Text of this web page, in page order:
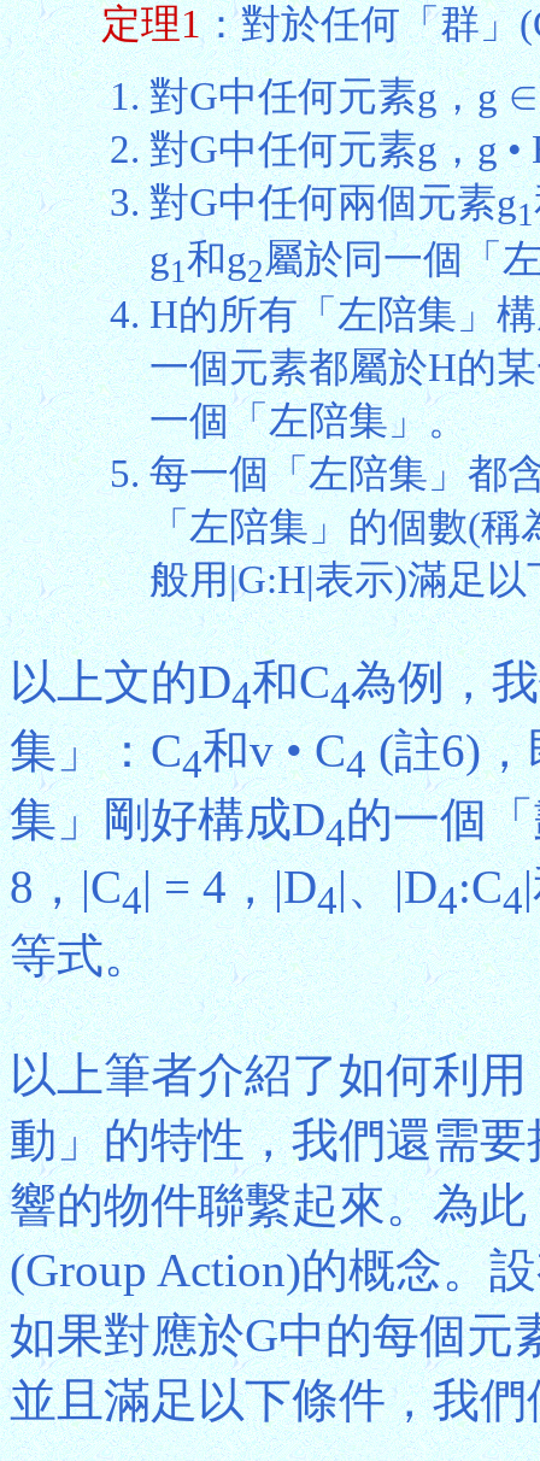
定理1：對於任何「群」
對G中任何元素g，g ∈
對G中任何元素g，g
對G中任何兩個元素g1
g1和g2屬於同一個「
H的所有「左陪集」
一個元素都屬於H的
一個「左陪集」。
每一個「左陪集」都
「左陪集」的個數(稱
般用|G:H|表示)滿足以
以上文的D4和C4為例，
集」：C4和v • C4(註6)，
集」剛好構成D4的一個
8，|C4| = 4，|D4|、|D4:C4
等式。
以上筆者介紹了如何利
動」的特性，我們還需
響的物件聯繫起來。為
(Group Action)的概念。
如果對應於G中的每個元
並且滿足以下條件，我